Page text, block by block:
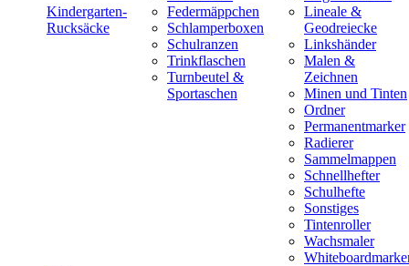
Kindergarten-
Rucksäcke
Federmäppchen
Schlamperboxen
Schulranzen
Trinkflaschen
Turnbeutel &
Sportaschen
Lineale &
Geodreiecke
Linkshänder
Malen &
Zeichnen
Minen und Tinten
Ordner
Permanentmarker
Radierer
Sammelmappen
Schnellhefter
Schulhefte
Sonstiges
Tintenroller
Wachsmaler